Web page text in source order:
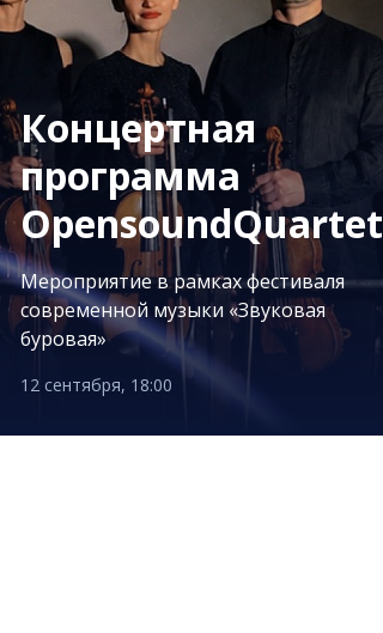
Концертная
программа
OpensoundQuartet
Мероприятие в рамках фестиваля
современной музыки «Звуковая
буровая»
12 сентября, 18:00